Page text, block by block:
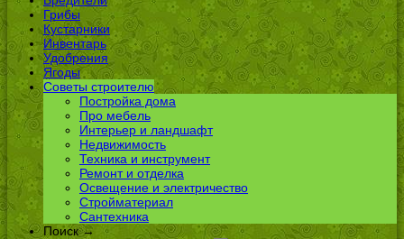
Грибы
Кустарники
Инвентарь
Удобрения
Ягоды
Советы строителю
Постройка дома
Про мебель
Интерьер и ландшафт
Недвижимость
Техника и инструмент
Ремонт и отделка
Освещение и электричество
Стройматериал
Сантехника
Поиск →